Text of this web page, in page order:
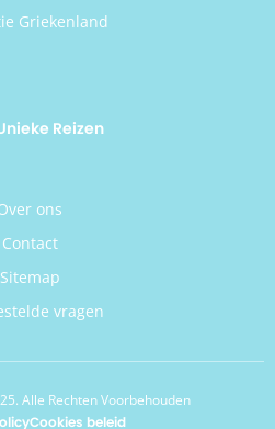
Griekenland
Reizen
ons
Contact
Sitemap
vragen
Alle Rechten Voorbehouden
Cookies beleid